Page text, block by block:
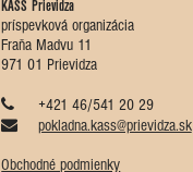
KASS Prievidza
príspevková organizácia
Fraňa Madvu 11
971 01 Prievidza
+421 46/541 20 29
pokladna.kass@prievidza.sk
Obchodné podmienky